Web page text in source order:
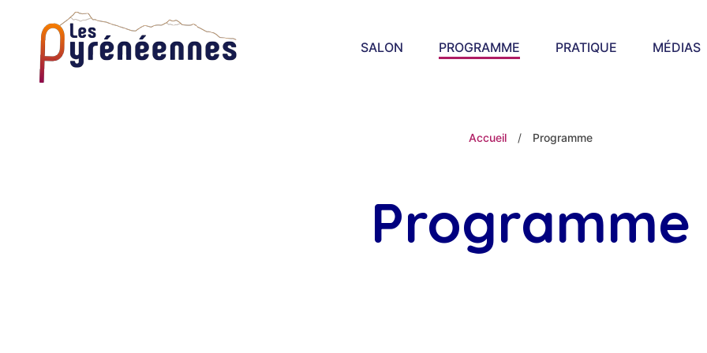
SALON PROGRAMME PRATIQUE MÉDIAS
Programme
Accueil / Programme